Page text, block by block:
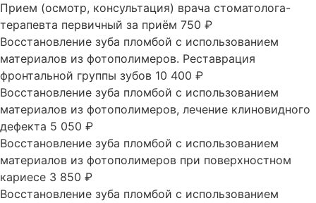
Прием (осмотр, консультация) врача стоматолога-
терапевта первичный за приём 750 ₽
Восстановление зуба пломбой с использованием
материалов из фотополимеров. Реставрация
фронтальной группы зубов 10 400 ₽
Восстановление зуба пломбой с использованием
материалов из фотополимеров, лечение клиновидного
дефекта 5 050 ₽
Восстановление зуба пломбой с использованием
материалов из фотополимеров при поверхностном
кариесе 3 850 ₽
Восстановление зуба пломбой с использованием